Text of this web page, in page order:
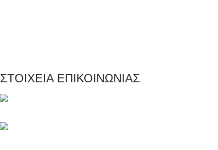
ΣΤΟΙΧΕΙΑ ΕΠΙΚΟΙΝΩΝΙΑΣ